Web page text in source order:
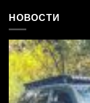
НОВОСТИ